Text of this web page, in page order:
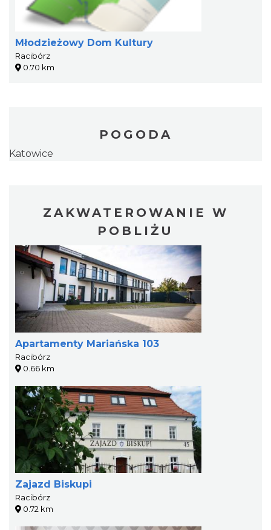
Młodzieżowy Dom Kultury
Racibórz
0.70 km
POGODA
Katowice
ZAKWATEROWANIE W
POBLIŻU
Apartamenty Mariańska 103
Racibórz
0.66 km
Zajazd Biskupi
Racibórz
0.72 km